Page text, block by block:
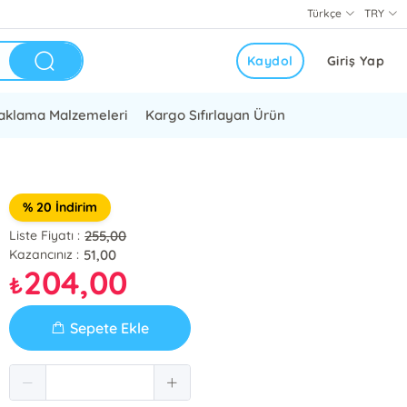
TRY
Türkçe
Giriş Yap
Kaydol
Malzemeleri Kargo Sıfırlayan Ürün
% 20 İndirim
Liste Fiyatı : 255,00
Kazancınız : 51,00
₺204,00
Sepete Ekle